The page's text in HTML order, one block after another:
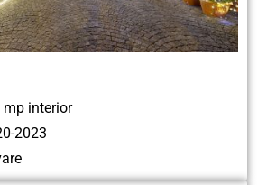
mp interior
2023